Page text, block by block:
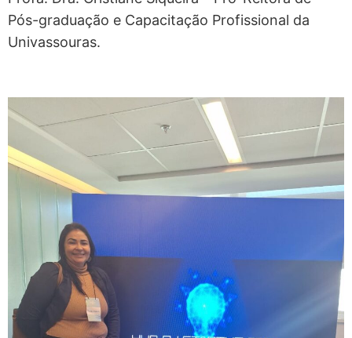
Pós-graduação e Capacitação Profissional da
Univassouras.